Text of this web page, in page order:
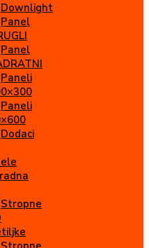
Downlight
Panel
Panel
Paneli
Paneli
Dodaci
Stropne